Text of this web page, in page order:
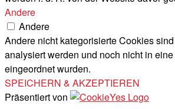
Andere
Andere
Andere nicht kategorisierte Cookies
analysiert werden und noch nicht in
eingeordnet wurden.
SPEICHERN & AKZEPTIEREN
Präsentiert von